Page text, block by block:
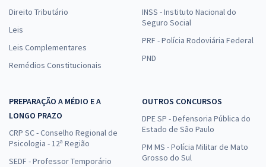
Direito Tributário
Leis
Leis Complementares
Remédios Constitucionais
INSS - Instituto Nacional do
Seguro Social
PRF - Polícia Rodoviária Federal
PND
PREPARAÇÃO A MÉDIO E A
LONGO PRAZO
CRP SC - Conselho Regional de
Psicologia - 12ª Região
SEDF - Professor Temporário
OUTROS CONCURSOS
DPE SP - Defensoria Pública do
Estado de São Paulo
PM MS - Polícia Militar de Mato
Grosso do Sul